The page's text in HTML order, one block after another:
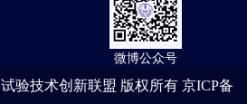
微博公众号
验技术创新联盟 版权所有 京ICP备